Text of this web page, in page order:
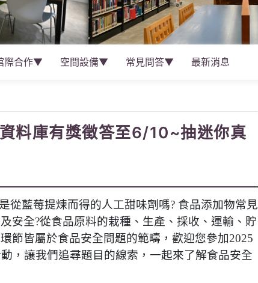
際合作▼ 空間設備▼ 常見問答▼ 最新消息
料庫有獎徵答至6/10~抽迷你真
從藍莓提煉而得的人工甜味劑嗎? 食品添加物常見
安全?從食品原料的栽種、生產、採收、運輸、貯
節皆屬於食品安全問題的範疇，歡迎您參加2025
動，讓我們追尋題目的線索，一起來了解食品安全